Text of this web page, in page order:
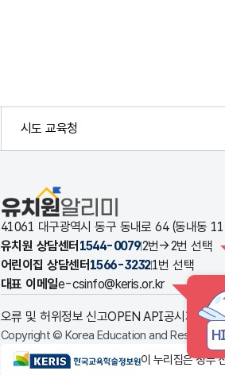
시도 교육청
유치원알리미
41061 대구광역시 동구 동내로 64 (동내동
유치원 상담센터 1544-00792번→2번 선택
어린이집 상담센터 1566-32321번 선택
대표 이메일e-csinfo@keris.or.kr
오류 및 허위정보 신고OPEN API공시자료 다
Copyright © Korea Education and
KERIS한국교육학술정보원이 누리집은 정부